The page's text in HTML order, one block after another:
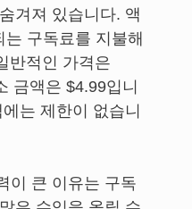
겨져 있습니다. 액
구독료를 지불해
반적인 가격은
금액은 $4.99입니
는 제한이 없습니
이 큰 이유는 구독